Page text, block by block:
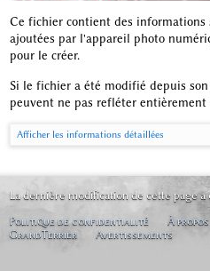
Ce fichier contient des informations
ajoutées par l'appareil photo
pour le créer.
Si le fichier a été modifié depuis
peuvent ne pas refléter
Afficher les informations détaillées
La dernière modification de cette page a
Politique de confidentialité
À
GrandTerrier
Avertissements